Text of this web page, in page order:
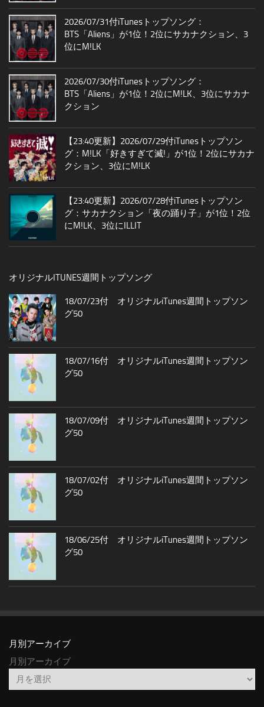
2026/07/31付iTunesトップソング：
BTS「Aliens」が1位！2位にサカナクション、3
位にM!LK
2026/07/30付iTunesトップソング：
BTS「Aliens」が1位！2位にM!LK、3位にサカナ
クション
【23:40更新】2026/07/29付iTunesトップソン
グ：M!LK「好きすぎて滅!」が1位！2位にサカナ
クション、3位にM!LK
【23:40更新】2026/07/28付iTunesトップソン
グ：サカナクション「夜の踊り子」が1位！2位
にM!LK、3位にILLIT
オリジナルITUNES週間トップソング
18/07/23付 オリジナルiTunes週間トップソン
グ50
18/07/16付 オリジナルiTunes週間トップソン
グ50
18/07/09付 オリジナルiTunes週間トップソン
グ50
18/07/02付 オリジナルiTunes週間トップソン
グ50
18/06/25付 オリジナルiTunes週間トップソン
グ50
月別アーカイブ
月別アーカイブ